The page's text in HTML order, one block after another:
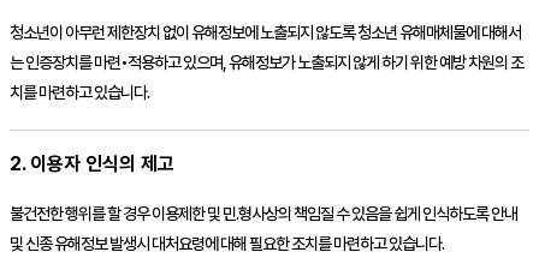
청소년이 아무런 제한장치 없이 유해정보에 노출되지 않도록 청소년 유해매체물에 대해서
는 인증장치를 마련•적용하고 있으며, 유해정보가 노출되지 않게 하기 위한 예방 차원의 조
치를 마련하고 있습니다.
2. 이용자 인식의 제고
불건전한 행위를 할 경우 이용제한 및 민.형사상의 책임질 수 있음을 쉽게 인식하도록 안내
및 신종 유해정보 발생시 대처요령에 대해 필요한 조치를 마련하고 있습니다.